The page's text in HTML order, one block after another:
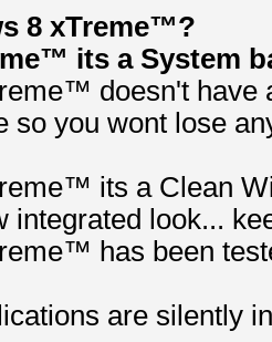
8 xTreme™?
its a System
doesn't have
so you wont lose
its a Clean
integrated look...
has been
are silently